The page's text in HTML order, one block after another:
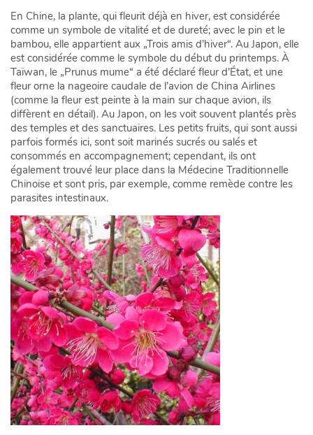
En Chine, la plante, qui fleurit déjà en hiver, est considérée
comme un symbole de vitalité et de dureté; avec le pin et le
bambou, elle appartient aux „Trois amis d’hiver“. Au Japon, elle
est considérée comme le symbole du début du printemps. À
Taïwan, le „Prunus mume“ a été déclaré fleur d’État, et une
fleur orne la nageoire caudale de l’avion de China Airlines
(comme la fleur est peinte à la main sur chaque avion, ils
diffèrent en détail). Au Japon, on les voit souvent plantés près
des temples et des sanctuaires. Les petits fruits, qui sont aussi
parfois formés ici, sont soit marinés sucrés ou salés et
consommés en accompagnement; cependant, ils ont
également trouvé leur place dans la Médecine Traditionnelle
Chinoise et sont pris, par exemple, comme remède contre les
parasites intestinaux.